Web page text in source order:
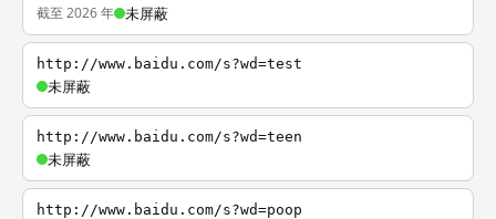
截至 2026 年 未屏蔽
http://www.baidu.com/s?wd=test
未屏蔽
http://www.baidu.com/s?wd=teen
未屏蔽
http://www.baidu.com/s?wd=poop